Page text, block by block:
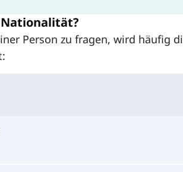
Person zu fragen, wird häufig